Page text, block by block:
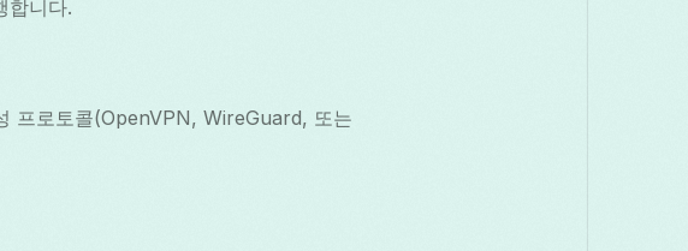
합니다.
프로토콜(OpenVPN, WireGuard, 또는